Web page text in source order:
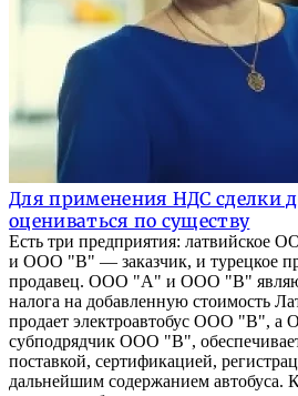
Для применения НДС сделки
оцениваться по существу
Есть три предприятия: латвийское
и ООО "B" — заказчик, и турецкое
продавец. ООО "А" и ООО "В"
налога на добавленную стоимость
продает электроавтобус ООО "В",
субподрядчик ООО "В",
поставкой, сертификацией,
дальнейшим содержанием автобуса.